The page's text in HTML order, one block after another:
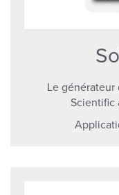
Le générateur
Scientific